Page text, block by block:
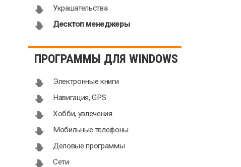
Украшательства
Десктоп менеджеры
ПРОГРАММЫ ДЛЯ WINDOWS
Электронные книги
Навигация, GPS
Хобби, увлечения
Мобильные телефоны
Деловые программы
Сети